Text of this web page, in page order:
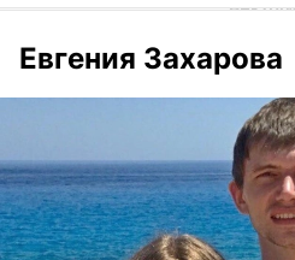
Евгения Захарова